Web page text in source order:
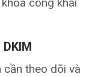
cần theo dõi và